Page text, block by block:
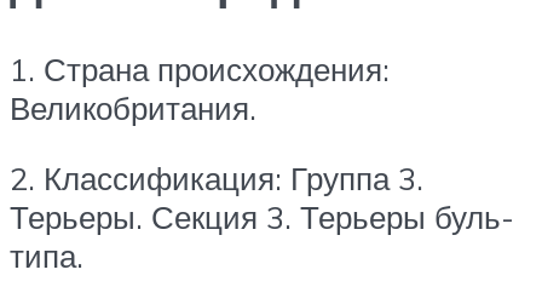
1. Страна происхождения:
Великобритания.
2. Классификация: Группа 3.
Терьеры. Секция 3. Терьеры буль-
типа.